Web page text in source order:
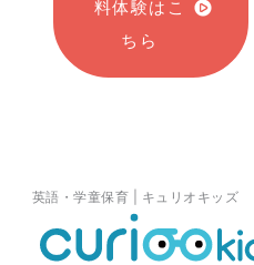
料体験はこ
ちら
英語・学童保育 | キュリオキッズ